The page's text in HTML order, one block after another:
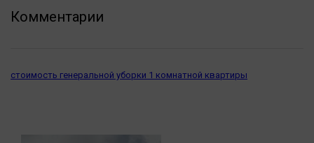
Комментарии
стоимость генеральной уборки 1 комнатной квартиры